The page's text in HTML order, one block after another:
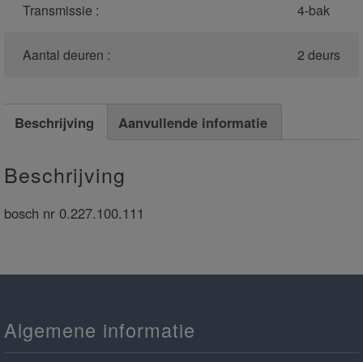
Transmissie : 4-bak
Aantal deuren : 2 deurs
Beschrijving Aanvullende informatie
Beschrijving
bosch nr 0.227.100.111
Algemene informatie